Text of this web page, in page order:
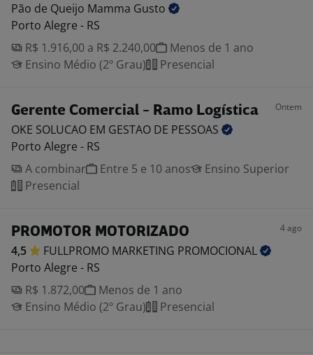
Pão de Queijo Mamma Gusto
Porto Alegre - RS
R$ 1.916,00 a R$ 2.240,00
Menos de 1 ano
Ensino Médio (2º Grau)
Presencial
Gerente Comercial - Ramo Logística Ontem
OKE SOLUCAO EM GESTAO DE PESSOAS
Porto Alegre - RS
A combinar
Entre 5 e 10 anos
Ensino Superior
Presencial
PROMOTOR MOTORIZADO 4 ago
4,5 FULLPROMO MARKETING PROMOCIONAL
Porto Alegre - RS
R$ 1.872,00
Menos de 1 ano
Ensino Médio (2º Grau)
Presencial